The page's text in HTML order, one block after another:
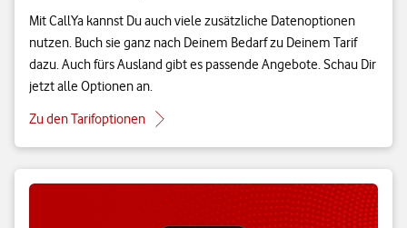
Mit CallYa kannst Du auch viele zusätzliche Datenoptionen
nutzen. Buch sie ganz nach Deinem Bedarf zu Deinem Tarif
dazu. Auch fürs Ausland gibt es passende Angebote. Schau Dir
jetzt alle Optionen an.
Zu den Tarifoptionen